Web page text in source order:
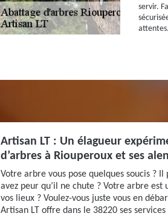
servir.
attentes.
Artisan LT : Un élagueur
d’arbres à Riouperoux et ses
Votre arbre vous pose quelques soucis ?
avez peur qu’il ne chute ? Votre arbre est
vos lieux ? Voulez-vous juste vous en
Artisan LT offre dans le 38220 ses